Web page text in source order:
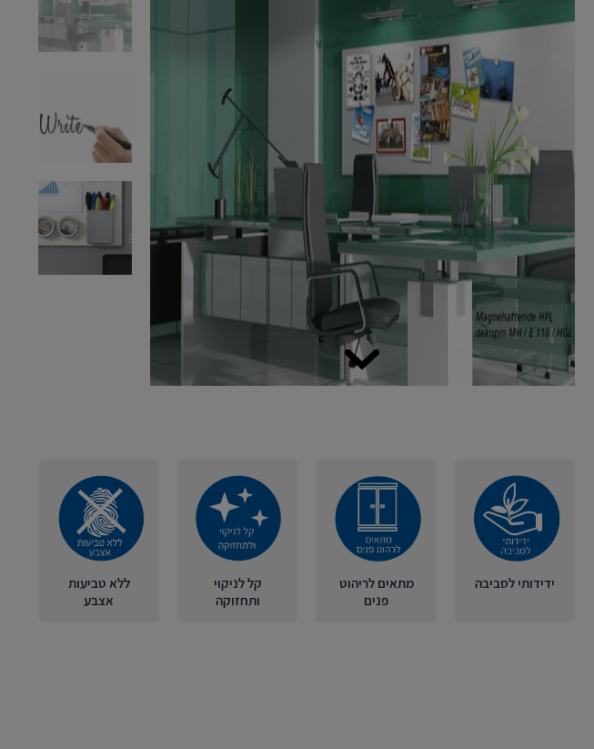
ידידותי לסביבה
מתאים לריהוט
פנים
קל לניקוי
ותחזוקה
ללא טביעות
אצבע